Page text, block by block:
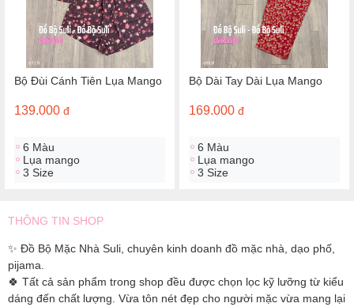
Bộ Đùi Cánh Tiên Lụa Mango
139.000 đ
6 Màu
Lụa mango
3 Size
Bộ Dài Tay Dài Lụa Mango
169.000 đ
6 Màu
Lụa mango
3 Size
THÔNG TIN SHOP
✨ Đồ Bộ Mặc Nhà Suli, chuyên kinh doanh đồ mặc nhà, dạo phố,
pijama.
🍀 Tất cả sản phẩm trong shop đều được chọn lọc kỹ lưỡng từ kiểu
dáng đến chất lượng. Vừa tôn nét đẹp cho người mặc vừa mang lại